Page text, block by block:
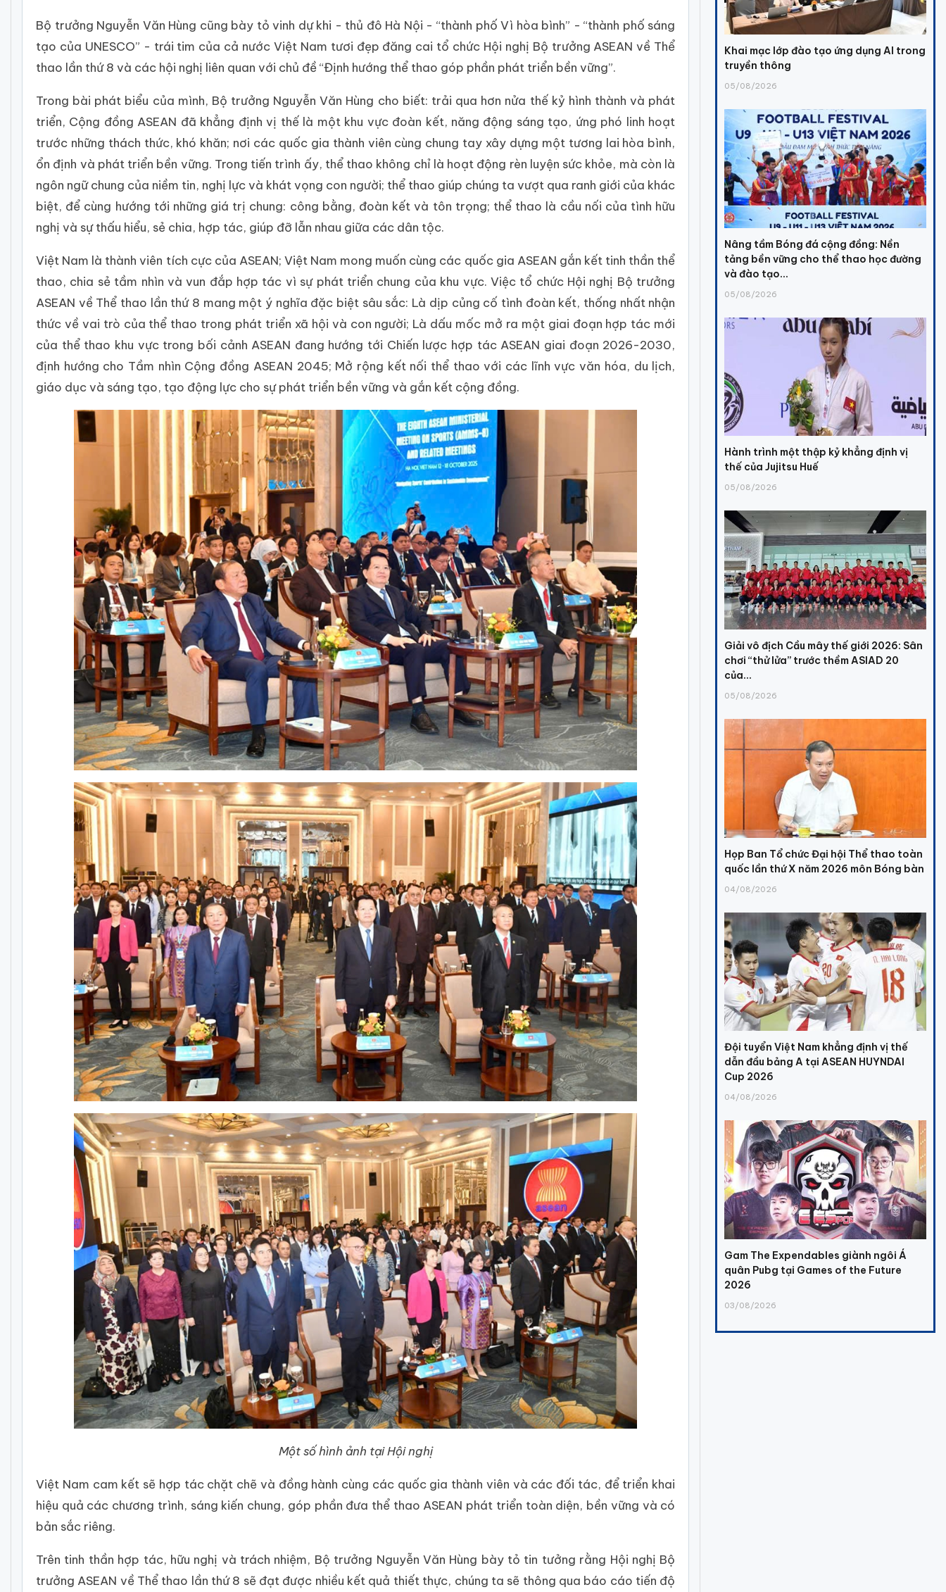
Bộ trưởng Nguyễn Văn Hùng cũng bày tỏ vinh dự khi - thủ đô Hà Nội - “thành phố Vì hòa bình” - “thành phố sáng
tạo của UNESCO” - trái tim của cả nước Việt Nam tươi đẹp đăng cai tổ chức Hội nghị Bộ trưởng ASEAN về Thể
thao lần thứ 8 và các hội nghị liên quan với chủ đề “Định hướng thể thao góp phần phát triển bền vững”.
Trong bài phát biểu của mình, Bộ trưởng Nguyễn Văn Hùng cho biết: trải qua hơn nửa thế kỷ hình thành và phát
triển, Cộng đồng ASEAN đã khẳng định vị thế là một khu vực đoàn kết, năng động sáng tạo, ứng phó linh hoạt
trước những thách thức, khó khăn; nơi các quốc gia thành viên cùng chung tay xây dựng một tương lai hòa bình,
ổn định và phát triển bền vững. Trong tiến trình ấy, thể thao không chỉ là hoạt động rèn luyện sức khỏe, mà còn là
ngôn ngữ chung của niềm tin, nghị lực và khát vọng con người; thể thao giúp chúng ta vượt qua ranh giới của khác
biệt, để cùng hướng tới những giá trị chung: công bằng, đoàn kết và tôn trọng; thể thao là cầu nối của tình hữu
nghị và sự thấu hiểu, sẻ chia, hợp tác, giúp đỡ lẫn nhau giữa các dân tộc.
Việt Nam là thành viên tích cực của ASEAN; Việt Nam mong muốn cùng các quốc gia ASEAN gắn kết tinh thần thể
thao, chia sẻ tầm nhìn và vun đắp hợp tác vì sự phát triển chung của khu vực. Việc tổ chức Hội nghị Bộ trưởng
ASEAN về Thể thao lần thứ 8 mang một ý nghĩa đặc biệt sâu sắc: Là dịp củng cố tình đoàn kết, thống nhất nhận
thức về vai trò của thể thao trong phát triển xã hội và con người; Là dấu mốc mở ra một giai đoạn hợp tác mới
của thể thao khu vực trong bối cảnh ASEAN đang hướng tới Chiến lược hợp tác ASEAN giai đoạn 2026-2030,
định hướng cho Tầm nhìn Cộng đồng ASEAN 2045; Mở rộng kết nối thể thao với các lĩnh vực văn hóa, du lịch,
giáo dục và sáng tạo, tạo động lực cho sự phát triển bền vững và gắn kết cộng đồng.
Một số hình ảnh tại Hội nghị
Việt Nam cam kết sẽ hợp tác chặt chẽ và đồng hành cùng các quốc gia thành viên và các đối tác, để triển khai
hiệu quả các chương trình, sáng kiến chung, góp phần đưa thể thao ASEAN phát triển toàn diện, bền vững và có
bản sắc riêng.
Trên tinh thần hợp tác, hữu nghị và trách nhiệm, Bộ trưởng Nguyễn Văn Hùng bày tỏ tin tưởng rằng Hội nghị Bộ
trưởng ASEAN về Thể thao lần thứ 8 sẽ đạt được nhiều kết quả thiết thực, chúng ta sẽ thông qua báo cáo tiến độ
Khai mạc lớp đào tạo ứng dụng AI trong
truyền thông
05/08/2026
Nâng tầm Bóng đá cộng đồng: Nền
tảng bền vững cho thể thao học đường
và đào tạo...
05/08/2026
Hành trình một thập kỷ khẳng định vị
thế của Jujitsu Huế
05/08/2026
Giải vô địch Cầu mây thế giới 2026: Sân
chơi “thử lửa” trước thềm ASIAD 20
của...
05/08/2026
Họp Ban Tổ chức Đại hội Thể thao toàn
quốc lần thứ X năm 2026 môn Bóng bàn
04/08/2026
Đội tuyển Việt Nam khẳng định vị thế
dẫn đầu bảng A tại ASEAN HUYNDAI
Cup 2026
04/08/2026
Gam The Expendables giành ngôi Á
quân Pubg tại Games of the Future
2026
03/08/2026